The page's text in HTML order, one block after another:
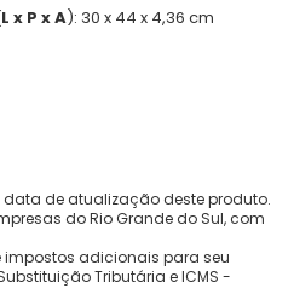
x P x A): 30 x 44 x 4,36 cm
de atualização deste produto.
do Rio Grande do Sul, com
adicionais para seu
Tributária e ICMS -